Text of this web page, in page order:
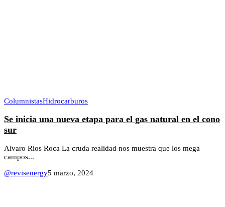
ColumnistasHidrocarburos
Se inicia una nueva etapa para el gas natural en el cono
sur
Alvaro Rios Roca La cruda realidad nos muestra que los mega
campos...
@revisenergy5 marzo, 2024